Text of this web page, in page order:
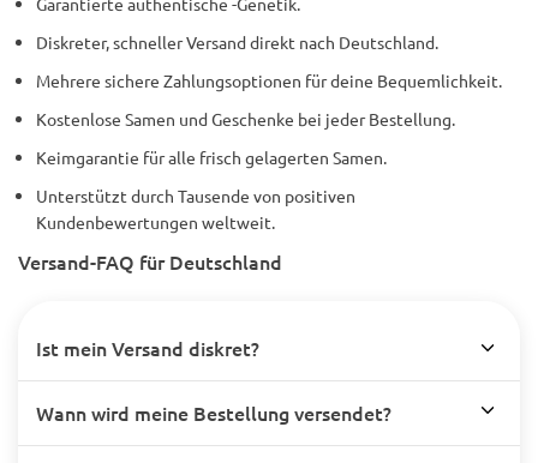
Diskreter, schneller Versand direkt nach Deutschland.
Mehrere sichere Zahlungsoptionen für deine Bequemlichkeit.
Kostenlose Samen und Geschenke bei jeder Bestellung.
Keimgarantie für alle frisch gelagerten Samen.
Unterstützt durch Tausende von positiven
Kundenbewertungen weltweit.
Versand-FAQ für Deutschland
Ist mein Versand diskret?
Wann wird meine Bestellung versendet?